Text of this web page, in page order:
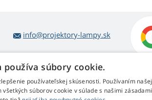
info@projektory-lampy.sk
Web Retail s.r.o.
Kontakt
používa súbory cookie.
používateľskej skúsenosti. Používaním našej
súborov cookie v súlade s našimi zásadami